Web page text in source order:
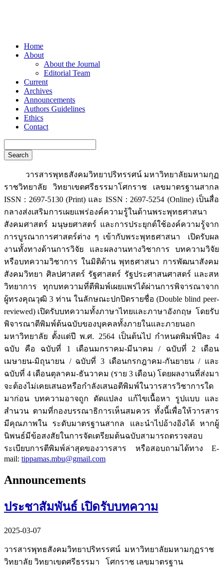
Home
About
About the Journal
Editorial Team
Current
Archives
Announcements
Authors Guidelines
Ethics
Contact
Search
วารสารพุทธสังคมวิทยาปริทรรศน์ มหาวิทยาลัยมหามกุฏ
ราชวิทยาลัย วิทยาเขตศรีธรรมาโศกราช เลขมาตรฐานสากล
ISSN : 2697-5130 (Print) และ ISSN : 2697-5254 (Online) เป็นสื่อ
กลางส่งเสริมการเผยแพร่องค์ความรู้ในด้านพระพุทธศาสนา
สังคมศาสตร์ มนุษยศาสตร์ และการประยุกต์ใช้องค์ความรู้จาก
การบูรณาการศาสตร์ต่าง ๆ เข้ากับพระพุทธศาสนา เปิดรับผล
งานทั้งทางด้านการวิจัย และผลงานทางวิชาการ บทความวิจัย
หรือบทความวิชาการ ในมิติด้าน พุทธศาสนา การพัฒนาสังคม
สังคมวิทยา ศิลปศาสตร์ รัฐศาสตร์ รัฐประศาสนศาสตร์ และสห
วิทยาการ ทุกบทความที่ตีพิมพ์เผยแพร่ได้ผ่านการพิจารณาจาก
ผู้ทรงคุณวุฒิ 3 ท่าน ในลักษณะปกปิดรายชื่อ (Double blind peer-
reviewed) เปิดรับบทความทั้งภาษาไทยและภาษาอังกฤษ โดยรับ
พิจารณาตีพิมพ์ต้นฉบับของบุคคลทั้งภายในและภายนอก
มหาวิทยาลัย ตั้งแต่ปี พ.ศ. 2564 เป็นต้นไป กำหนดพิมพ์ปีละ 4
ฉบับ คือ ฉบับที่ 1 เดือนมกราคม-มีนาคม / ฉบับที่ 2 เดือน
เมษายน-มิถุนายน / ฉบับที่ 3 เดือนกรกฎาคม-กันยายน / และ
ฉบับที่ 4 เดือนตุลาคม-ธันวาคม (ราย 3 เดือน) โดยผลงานที่ส่งมา
จะต้องไม่เคยเสนอหรือกำลังเสนอตีพิมพ์ในวารสารวิชาการใด
มาก่อน บทความอาจถูก ดัดแปลง แก้ไขเนื้อหา รูปแบบ และ
สำนวน ตามที่กองบรรณาธิการเห็นสมควร ทั้งนี้เพื่อให้วารสาร
มีคุณภาพใน ระดับมาตรฐานสากล และนำไปอ้างอิงได้ หากผู้
นิพนธ์มีข้อสงสัยในการจัดเตรียมต้นฉบับสามารถตรวจสอบ
ระเบียบการตีพิมพ์ล่าสุดของวารสาร หรือสอบถามได้ทาง E-
mail: tippamas.mbu@gmail.com
Announcements
ประชาสัมพันธ์ เปิดรับบทความ
2025-03-07
วารสารพุทธสังคมวิทยาปริทรรศน์ มหาวิทยาลัยมหามกุฏราช
วิทยาลัย วิทยาเขตศรีธรรมา โศกราช เลขมาตรฐาน